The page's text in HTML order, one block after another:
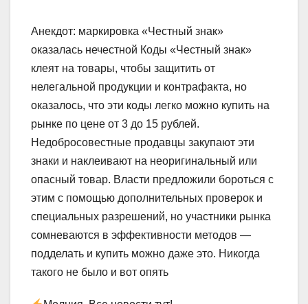
Анекдот: маркировка «Честный знак»
оказалась нечестной Коды «Честный знак»
клеят на товары, чтобы защитить от
нелегальной продукции и контрафакта, но
оказалось, что эти коды легко можно купить на
рынке по цене от 3 до 15 рублей.
Недобросовестные продавцы закупают эти
знаки и наклеивают на неоригинальный или
опасный товар. Власти предложили бороться с
этим с помощью дополнительных проверок и
специальных разрешений, но участники рынка
сомневаются в эффективности методов —
подделать и купить можно даже это. Никогда
такого не было и вот опять